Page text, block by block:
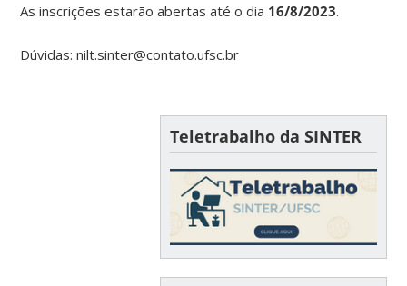
As inscrições estarão abertas até o dia 16/8/2023.
Dúvidas: nilt.sinter@contato.ufsc.br
Teletrabalho da SINTER